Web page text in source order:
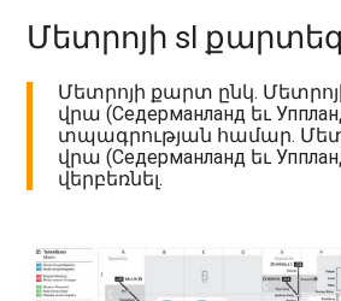
Մետրոյի sl
Մետրոյի քարտ ընկ.
վրա (Седерманланд եւ
տպագրության համար.
վրա (Седерманланд եւ
վերբեռնել.